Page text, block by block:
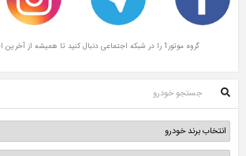
گروه موتور1 را در شبکه اجتماعی دنبال کنید تا همیشه از آخرین اخبار ما مطلع باشید!
جستجو خودرو